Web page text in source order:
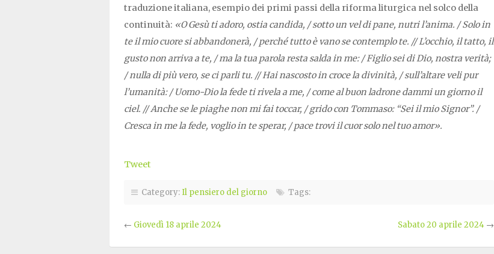
traduzione italiana, esempio dei primi passi della riforma liturgica nel solco della
continuità: «O Gesù ti adoro, ostia candida, / sotto un vel di pane, nutri l’anima. / Solo in
te il mio cuore si abbandonerà, / perché tutto è vano se contemplo te. // L’occhio, il tatto, il
gusto non arriva a te, / ma la tua parola resta salda in me: / Figlio sei di Dio, nostra verità;
/ nulla di più vero, se ci parli tu. // Hai nascosto in croce la divinità, / sull’altare veli pur
l’umanità: / Uomo-Dio la fede ti rivela a me, / come al buon ladrone dammi un giorno il
ciel. // Anche se le piaghe non mi fai toccar, / grido con Tommaso: “Sei il mio Signor”. /
Cresca in me la fede, voglio in te sperar, / pace trovi il cuor solo nel tuo amor».
Tweet
Category:Il pensiero del giorno Tags:
← Giovedì 18 aprile 2024 Sabato 20 aprile 2024→